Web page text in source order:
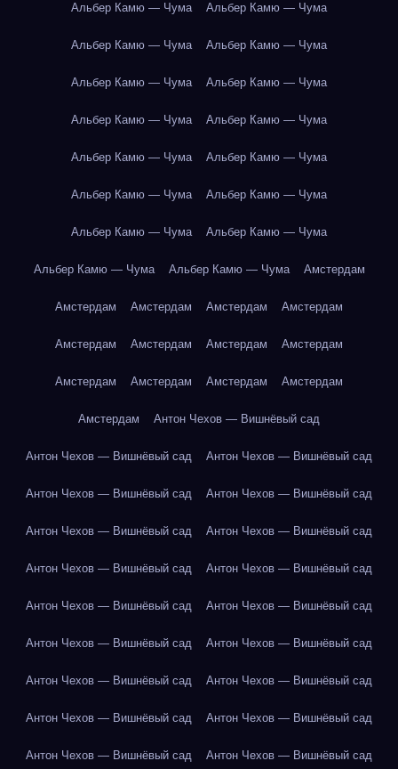
Альбер Камю — Чума Альбер Камю — Чума
Альбер Камю — Чума Альбер Камю — Чума
Альбер Камю — Чума Альбер Камю — Чума
Альбер Камю — Чума Альбер Камю — Чума
Альбер Камю — Чума Альбер Камю — Чума
Альбер Камю — Чума Альбер Камю — Чума
Альбер Камю — Чума Альбер Камю — Чума
Альбер Камю — Чума Альбер Камю — Чума Амстердам
Амстердам Амстердам Амстердам Амстердам
Амстердам Амстердам Амстердам Амстердам
Амстердам Амстердам Амстердам Амстердам
Амстердам Антон Чехов — Вишнёвый сад
Антон Чехов — Вишнёвый сад Антон Чехов — Вишнёвый сад
Антон Чехов — Вишнёвый сад Антон Чехов — Вишнёвый сад
Антон Чехов — Вишнёвый сад Антон Чехов — Вишнёвый сад
Антон Чехов — Вишнёвый сад Антон Чехов — Вишнёвый сад
Антон Чехов — Вишнёвый сад Антон Чехов — Вишнёвый сад
Антон Чехов — Вишнёвый сад Антон Чехов — Вишнёвый сад
Антон Чехов — Вишнёвый сад Антон Чехов — Вишнёвый сад
Антон Чехов — Вишнёвый сад Антон Чехов — Вишнёвый сад
Антон Чехов — Вишнёвый сад Антон Чехов — Вишнёвый сад